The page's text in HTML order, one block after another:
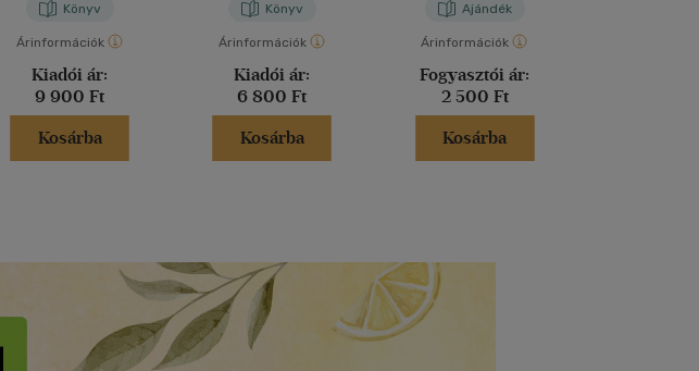
Könyv
Árinformációk
Kiadói ár:
9 900 Ft
Kosárba
Könyv
Árinformációk
Kiadói ár:
6 800 Ft
Kosárba
Ajándék
Árinformációk
Fogyasztói ár:
2 500 Ft
Kosárba